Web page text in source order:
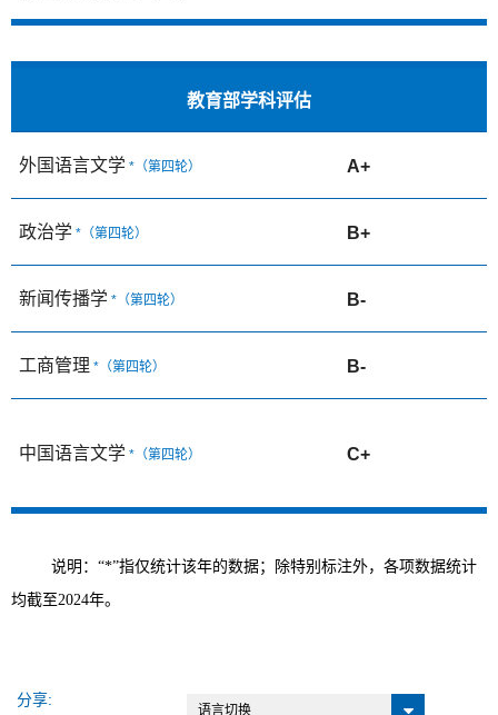
教育部学科评估
外国语言文学 *（第四轮） A+
政治学 *（第四轮） B+
新闻传播学 *（第四轮） B-
工商管理 *（第四轮） B-
中国语言文学 *（第四轮） C+
说明：“*”指仅统计该年的数据；除特别标注外，各项数据统计
均截至2024年。
分享:
语言切换